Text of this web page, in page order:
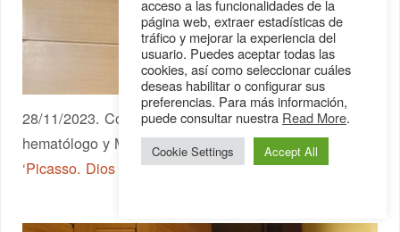
28/11/2023. Conferencia de Isidro Prat Arrojo,
hematólogo y Medalla de Oro de Málaga 2019, sobre
‘Picasso. Dios o diablo’
acceso a las funcionalidades de la
página web, extraer estadísticas de
tráfico y mejorar la experiencia del
usuario. Puedes aceptar todas las
cookies, así como seleccionar cuáles
deseas habilitar o configurar sus
preferencias. Para más información,
puede consultar nuestra Read More.
Cookie Settings Accept All